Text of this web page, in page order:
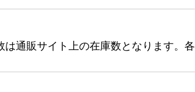
通販サイト上の在庫数となります。